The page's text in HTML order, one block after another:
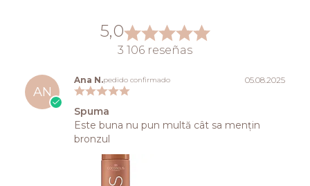
5,0
3 106 reseñas
AN
Ana N.pedido confirmado 05.08.2025
Spuma
Este buna nu pun multă cât sa mențin
bronzul